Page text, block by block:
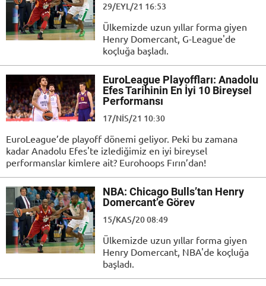
29/EYL/21 16:53
Ülkemizde uzun yıllar forma giyen
Henry Domercant, G-League'de
koçluğa başladı.
EuroLeague Playoffları: Anadolu
Efes Tarihinin En İyi 10 Bireysel
Performansı
17/NIS/21 10:30
EuroLeague’de playoff dönemi geliyor. Peki bu zamana
kadar Anadolu Efes'te izlediğimiz en iyi bireysel
performanslar kimlere ait? Eurohoops Fırın’dan!
NBA: Chicago Bulls’tan Henry
Domercant’e Görev
15/KAS/20 08:49
Ülkemizde uzun yıllar forma giyen
Henry Domercant, NBA'de koçluğa
başladı.